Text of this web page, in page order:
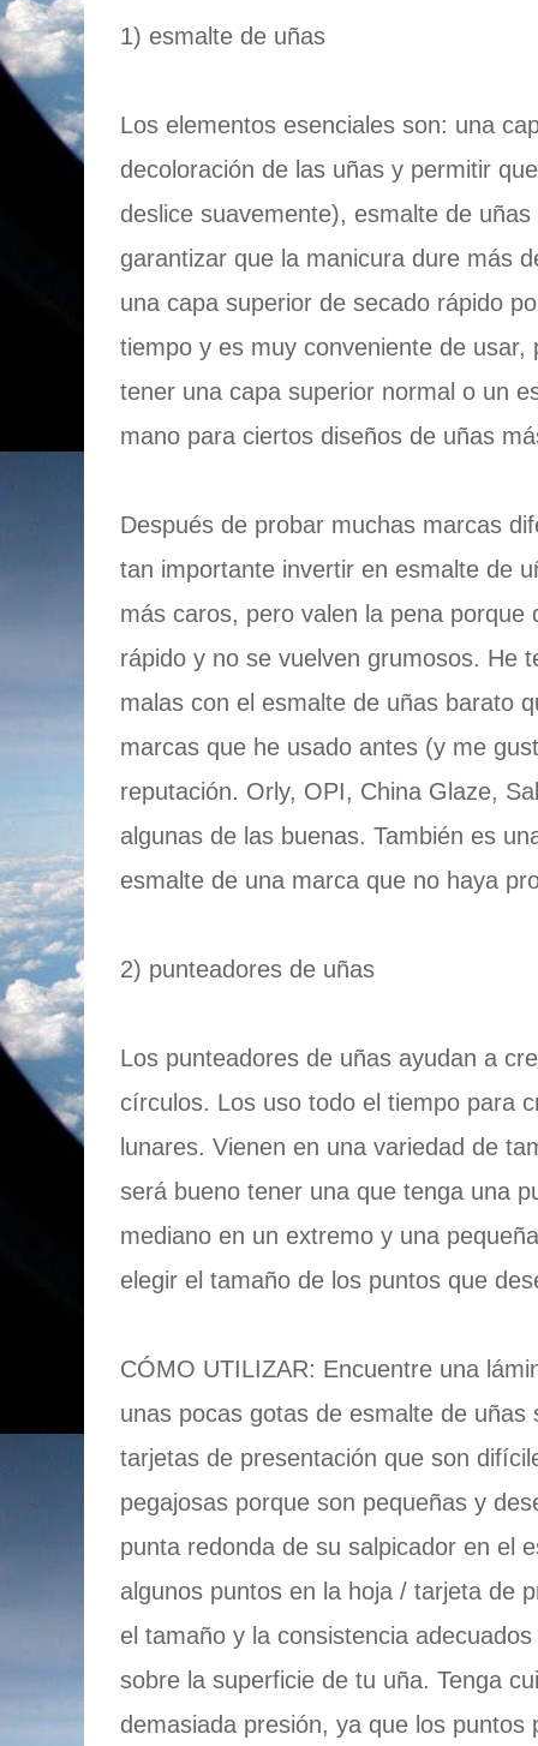
1) esmalte de uñas
Los elementos esenciales son: una
decoloración de las uñas y permitir
deslice suavemente), esmalte de
garantizar que la manicura dure más
una capa superior de secado rápido
tiempo y es muy conveniente de usar,
tener una capa superior normal o un
mano para ciertos diseños de uñas
Después de probar muchas marcas
tan importante invertir en esmalte de
más caros, pero valen la pena porque
rápido y no se vuelven grumosos. He
malas con el esmalte de uñas barato
marcas que he usado antes (y me
reputación. Orly, OPI, China Glaze,
algunas de las buenas. También es
esmalte de una marca que no haya
2) punteadores de uñas
Los punteadores de uñas ayudan a
círculos. Los uso todo el tiempo para
lunares. Vienen en una variedad de
será bueno tener una que tenga una
mediano en un extremo y una
elegir el tamaño de los puntos que
CÓMO UTILIZAR: Encuentre una
unas pocas gotas de esmalte de
tarjetas de presentación que son
pegajosas porque son pequeñas y
punta redonda de su salpicador en el
algunos puntos en la hoja / tarjeta de
el tamaño y la consistencia
sobre la superficie de tu uña. Tenga
demasiada presión, ya que los puntos